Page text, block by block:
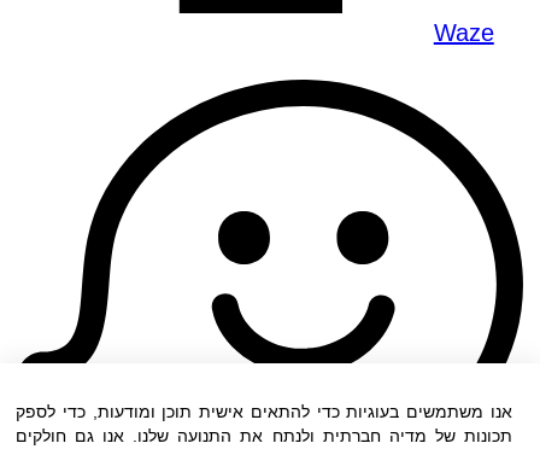
Waze
אנו משתמשים בעוגיות כדי להתאים אישית תוכן ומודעות, כדי לספק
תכונות של מדיה חברתית ולנתח את התנועה שלנו. אנו גם חולקים